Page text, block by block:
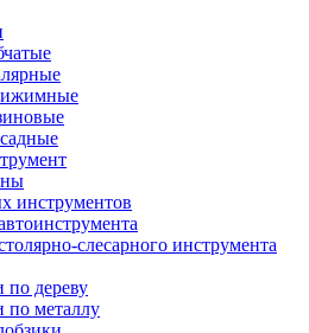
инструментов
слесарного инструмента
дереву
металлу